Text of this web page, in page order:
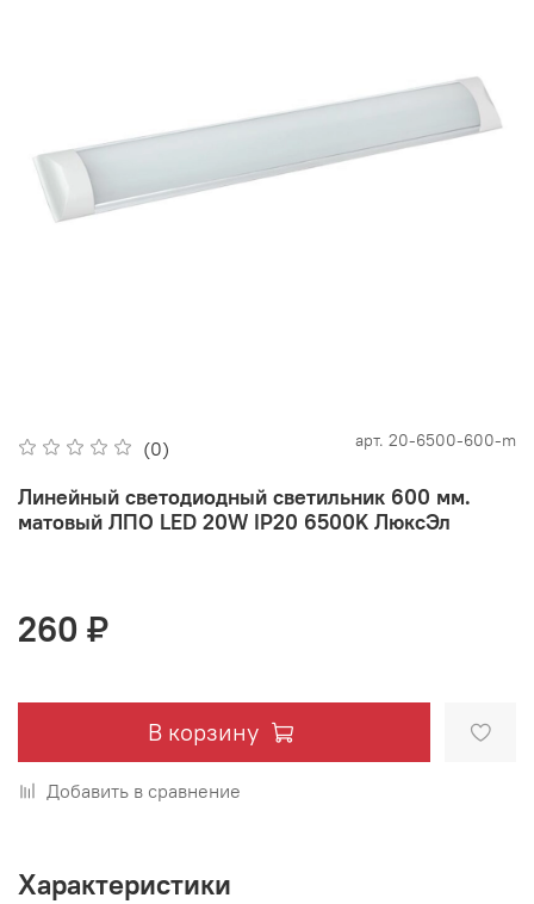
(0) арт. 20-6500-600-m
Линейный светодиодный светильник 600 мм.
матовый ЛПО LED 20W IP20 6500K ЛюксЭл
260 ₽
В корзину
Добавить в сравнение
Характеристики